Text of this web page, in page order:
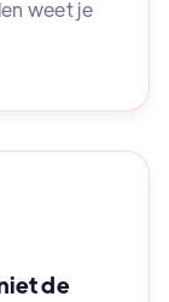
weet je
de